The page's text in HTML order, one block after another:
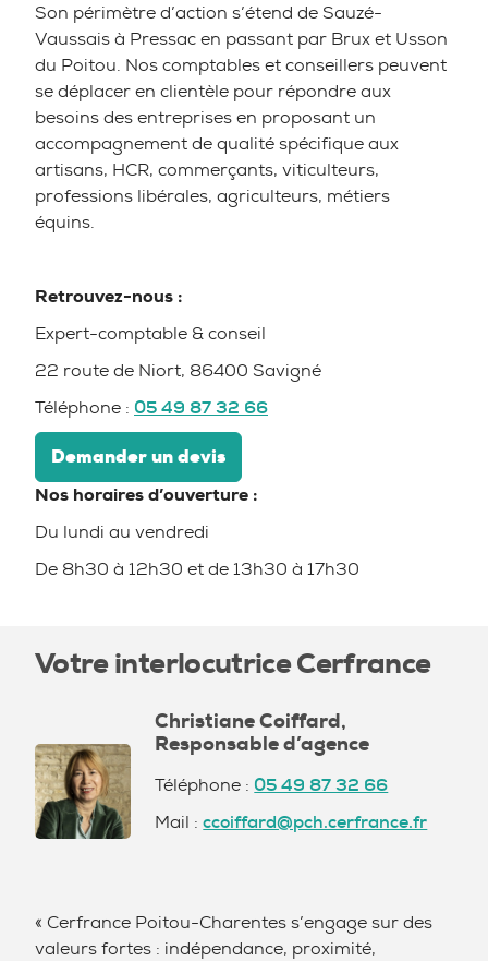
Son périmètre d’action s’étend de Sauzé-
Vaussais à Pressac en passant par Brux et Usson
du Poitou. Nos comptables et conseillers peuvent
se déplacer en clientèle pour répondre aux
besoins des entreprises en proposant un
accompagnement de qualité spécifique aux
artisans, HCR, commerçants, viticulteurs,
professions libérales, agriculteurs, métiers
équins.
Retrouvez-nous :
Expert-comptable & conseil
22 route de Niort, 86400 Savigné
Téléphone : 05 49 87 32 66
Demander un devis
Nos horaires d’ouverture :
Du lundi au vendredi
De 8h30 à 12h30 et de 13h30 à 17h30
Votre interlocutrice Cerfrance
Christiane Coiffard,
Responsable d’agence
Téléphone : 05 49 87 32 66
Mail :ccoiffard@pch.cerfrance.fr
« Cerfrance Poitou-Charentes s’engage sur des
valeurs fortes : indépendance, proximité,